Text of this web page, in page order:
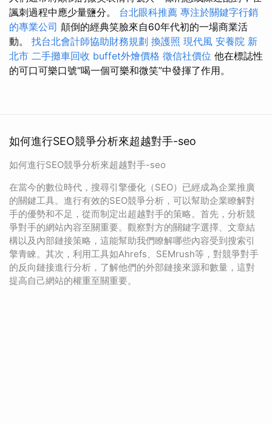
諷刺過程中應少量鹽分。 台北眼科推薦 專注於關鍵字行銷
的專業公司 顛倒的經典笑臉來自60年代初的一場商業活
動。 找台北會計師協助財務規劃 換護照 現代風 安養院 新
北市 二手攤車回收 buffet外燴價格 徵信社價位 他在標誌性
的可口可樂口號“喝一個可樂和微笑”中發揮了作用。
如何進行SEO競爭分析來超越對手-seo
如何進行SEO競爭分析來超越對手-seo
在當今的數位時代，搜尋引擎優化（SEO）已經成為企業推廣
的關鍵工具。進行有效的SEO競爭分析，可以幫助企業瞭解對
手的優勢和不足，從而制定出超越對手的策略。首先，分析競
爭對手的網站內容至關重要。觀察對方的關鍵字選擇、文章結
構以及內部鏈接策略，這能幫助我們瞭解哪些內容受到搜索引
擎青睞。其次，利用工具如Ahrefs、SEMrush等，對競爭對手
的反向鏈接進行分析，了解他們的外部鏈接來源和數量，這對
提高自己網站的權重至關重要。